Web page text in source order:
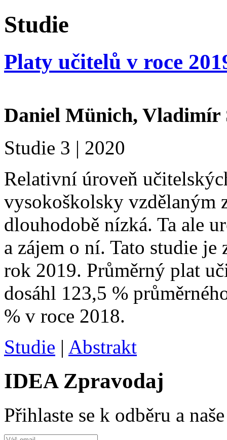
Studie
Platy učitelů v roce
Daniel Münich, Vladimír
Studie 3 | 2020
Relativní úroveň
vysokoškolsky vzdělaným
dlouhodobě nízká. Ta ale
a zájem o ní. Tato studie je
rok 2019. Průměrný plat
dosáhl 123,5 %
% v roce 2018.
Studie | Abstrakt
IDEA Zpravodaj
Přihlaste se k odběru a